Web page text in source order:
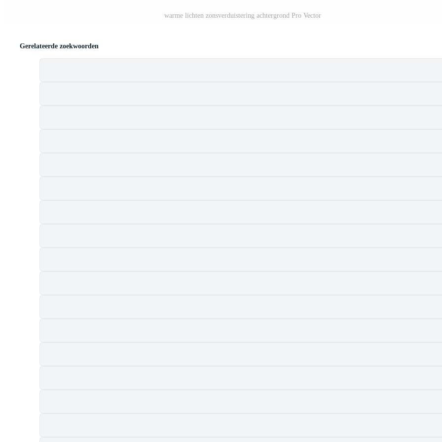
warme lichten zonsverduistering achtergrond Pro Vector
Gerelateerde zoekwoorden